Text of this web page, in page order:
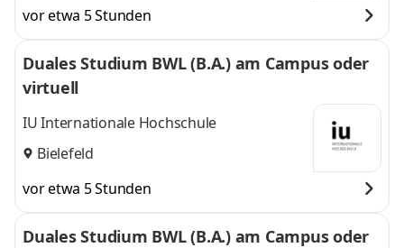
vor etwa 5 Stunden
Duales Studium BWL (B.A.) am Campus oder
virtuell
IU Internationale Hochschule
Bielefeld
vor etwa 5 Stunden
Duales Studium BWL (B.A.) am Campus oder